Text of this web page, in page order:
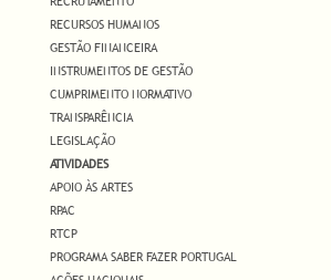
RECURSOS HUMANOS
GESTÃO FINANCEIRA
INSTRUMENTOS DE GESTÃO
CUMPRIMENTO NORMATIVO
TRANSPARÊNCIA
LEGISLAÇÃO
ATIVIDADES
APOIO ÀS ARTES
RPAC
RTCP
PROGRAMA SABER FAZER PORTUGAL